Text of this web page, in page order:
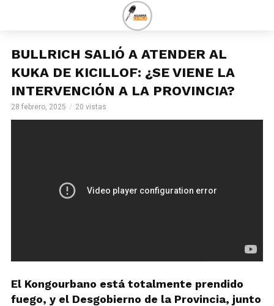
BULLRICH SALIÓ A ATENDER AL
KUKA DE KICILLOF: ¿SE VIENE LA
INTERVENCIÓN A LA PROVINCIA?
28 febrero, 2025 20 vistas
El Kongourbano está totalmente prendido
fuego, y el Desgobierno de la Provincia, junto